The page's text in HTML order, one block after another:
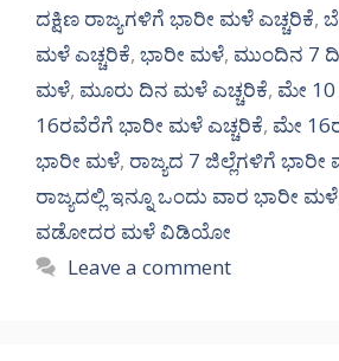
ದಕ್ಷಿಣ ರಾಜ್ಯಗಳಿಗೆ ಭಾರೀ ಮಳೆ ಎಚ್ಚರಿಕೆ,
ಮಳೆ ಎಚ್ಚರಿಕೆ, ಭಾರೀ ಮಳೆ, ಮುಂದಿನ 7
ಮಳೆ, ಮೂರು ದಿನ ಮಳೆ ಎಚ್ಚರಿಕೆ, ಮೇ
16ರವೆರೆಗೆ ಭಾರೀ ಮಳೆ ಎಚ್ಚರಿಕೆ, ಮೇ
ಭಾರೀ ಮಳೆ, ರಾಜ್ಯದ 7 ಜಿಲ್ಲೆಗಳಿಗೆ ಭಾರೀ
ರಾಜ್ಯದಲ್ಲಿ ಇನ್ನೂ ಒಂದು ವಾರ ಭಾರೀ ಮಳೆ
ವಡೋದರ ಮಳೆ ವಿಡಿಯೋ
Leave a comment